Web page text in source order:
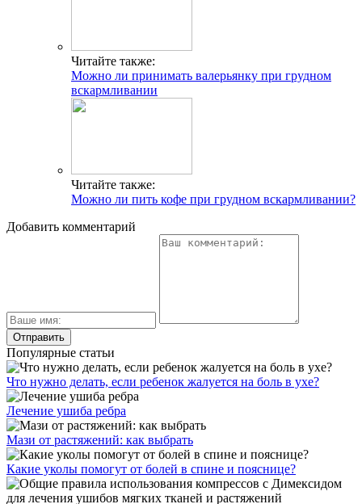
Читайте также:
Можно ли принимать валерьянку при грудном
вскармливании
Читайте также:
Можно ли пить кофе при грудном вскармливании?
Добавить комментарий
Популярные статьи
Что нужно делать, если ребенок жалуется на боль в ухе?
Лечение ушиба ребра
Мази от растяжений: как выбрать
Какие уколы помогут от болей в спине и пояснице?